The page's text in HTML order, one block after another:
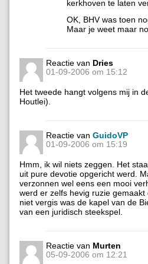
kerkhoven te laten
OK, BHV was toen
Maar je weet maar
Reactie van Dries
01-09-2006 om 15:12
Het tweede hangt volgens mij in
Houtlei).
Reactie van GuidoVP
01-09-2006 om 15:19
Hmm, ik wil niets zeggen. Het
uit pure devotie opgericht werd.
verzonnen wel eens een mooi
werd er zelfs hevig ruzie
niet vergis was de kapel van de
van een juridisch steekspel.
Reactie van Murten
05-09-2006 om 12:21